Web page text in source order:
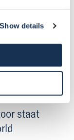
Show details
op dynamiek
uitvoering aan
.”
staat